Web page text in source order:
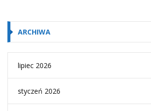
ARCHIWA
lipiec 2026
styczeń 2026